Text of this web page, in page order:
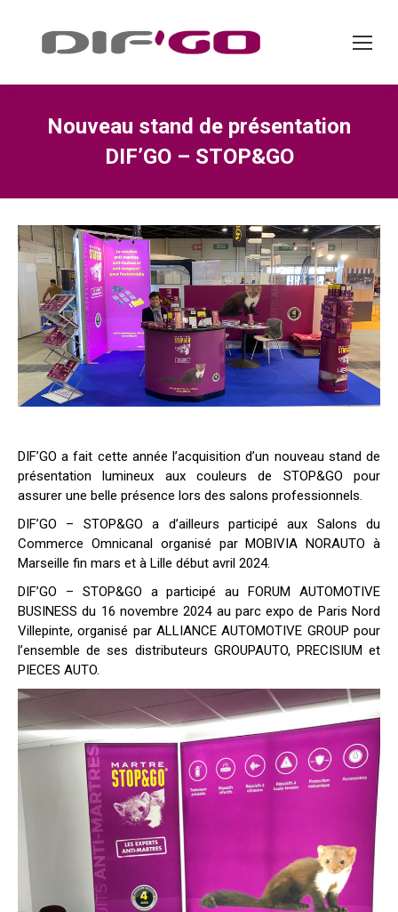
Nouveau stand de présentation
DIF’GO – STOP&GO
DIF’GO a fait cette année l’acquisition d’un nouveau stand de
présentation lumineux aux couleurs de STOP&GO pour
assurer une belle présence lors des salons professionnels.
DIF’GO – STOP&GO a d’ailleurs participé aux Salons du
Commerce Omnicanal organisé par MOBIVIA NORAUTO à
Marseille fin mars et à Lille début avril 2024.
DIF’GO – STOP&GO a participé au FORUM AUTOMOTIVE
BUSINESS du 16 novembre 2024 au parc expo de Paris Nord
Villepinte, organisé par ALLIANCE AUTOMOTIVE GROUP pour
l’ensemble de ses distributeurs GROUPAUTO, PRECISIUM et
PIECES AUTO.